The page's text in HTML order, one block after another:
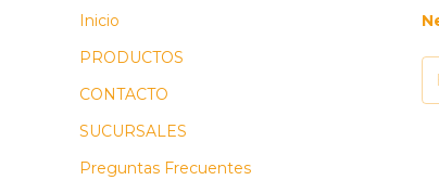
Inicio
PRODUCTOS
CONTACTO
SUCURSALES
Preguntas Frecuentes